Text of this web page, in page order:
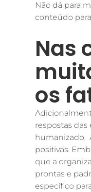
Não dá para
conteúdo
Nas
os
respostas
humanizado.
positivas.
que a
prontas e
específico